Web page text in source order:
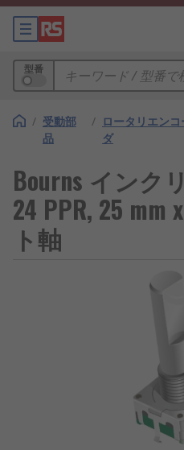
型番
/ 受動部
品
/ ロータリエンコ
ダ
Bourns インク
24 PPR, 25 mm
ト軸